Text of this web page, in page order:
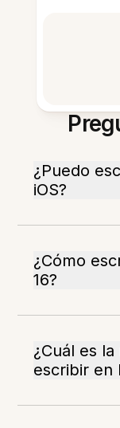
¿Puedo
iOS?
¿Cómo
16?
¿Cuál es
escribir en